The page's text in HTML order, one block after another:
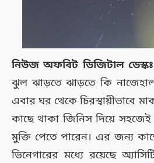
নিউজ অফবিট ডিজিটাল ডেস্কঃ
ঝুল ঝাড়তে ঝাড়তে কি
এবার ঘর থেকে চিরস্থায়ীভাবে
কাছে থাকা জিনিস দিয়ে
মুক্তি পেতে পারেন। এর জন্য
ভিনেগারের মধ্যে রয়েছে